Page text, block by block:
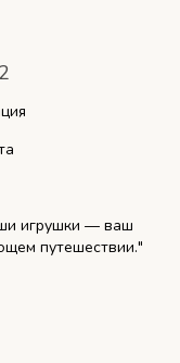
игрушки — ваш
путешествии."